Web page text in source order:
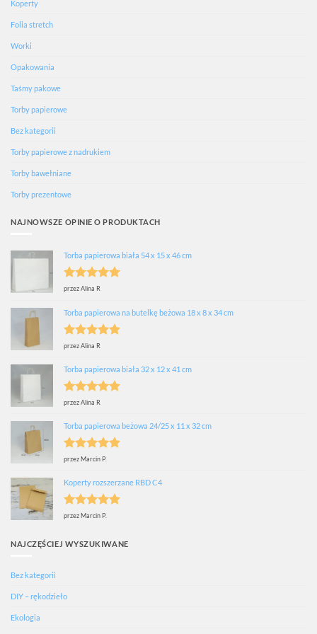
Koperty
Folia stretch
Worki
Opakowania
Taśmy pakowe
Torby papierowe
Bez kategorii
Torby papierowe z nadrukiem
Torby bawełniane
Torby prezentowe
NAJNOWSZE OPINIE O PRODUKTACH
Torba papierowa biała 54 x 15 x 46 cm
Oceniono
przez Alina R
Torba papierowa na butelkę beżowa 18 x 8 x 34 cm
Oceniono
przez Alina R
Torba papierowa biała 32 x 12 x 41 cm
Oceniono
przez Alina R
Torba papierowa beżowa 24/25 x 11 x 32 cm
Oceniono
przez Marcin P.
Koperty rozszerzane RBD C4
Oceniono
przez Marcin P.
NAJCZĘŚCIEJ WYSZUKIWANE
Bez kategorii
DIY – rękodzieło
Ekologia